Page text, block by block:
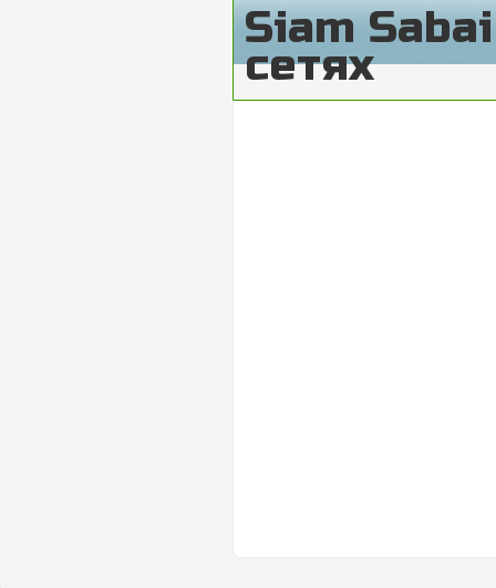
Siam
сетях